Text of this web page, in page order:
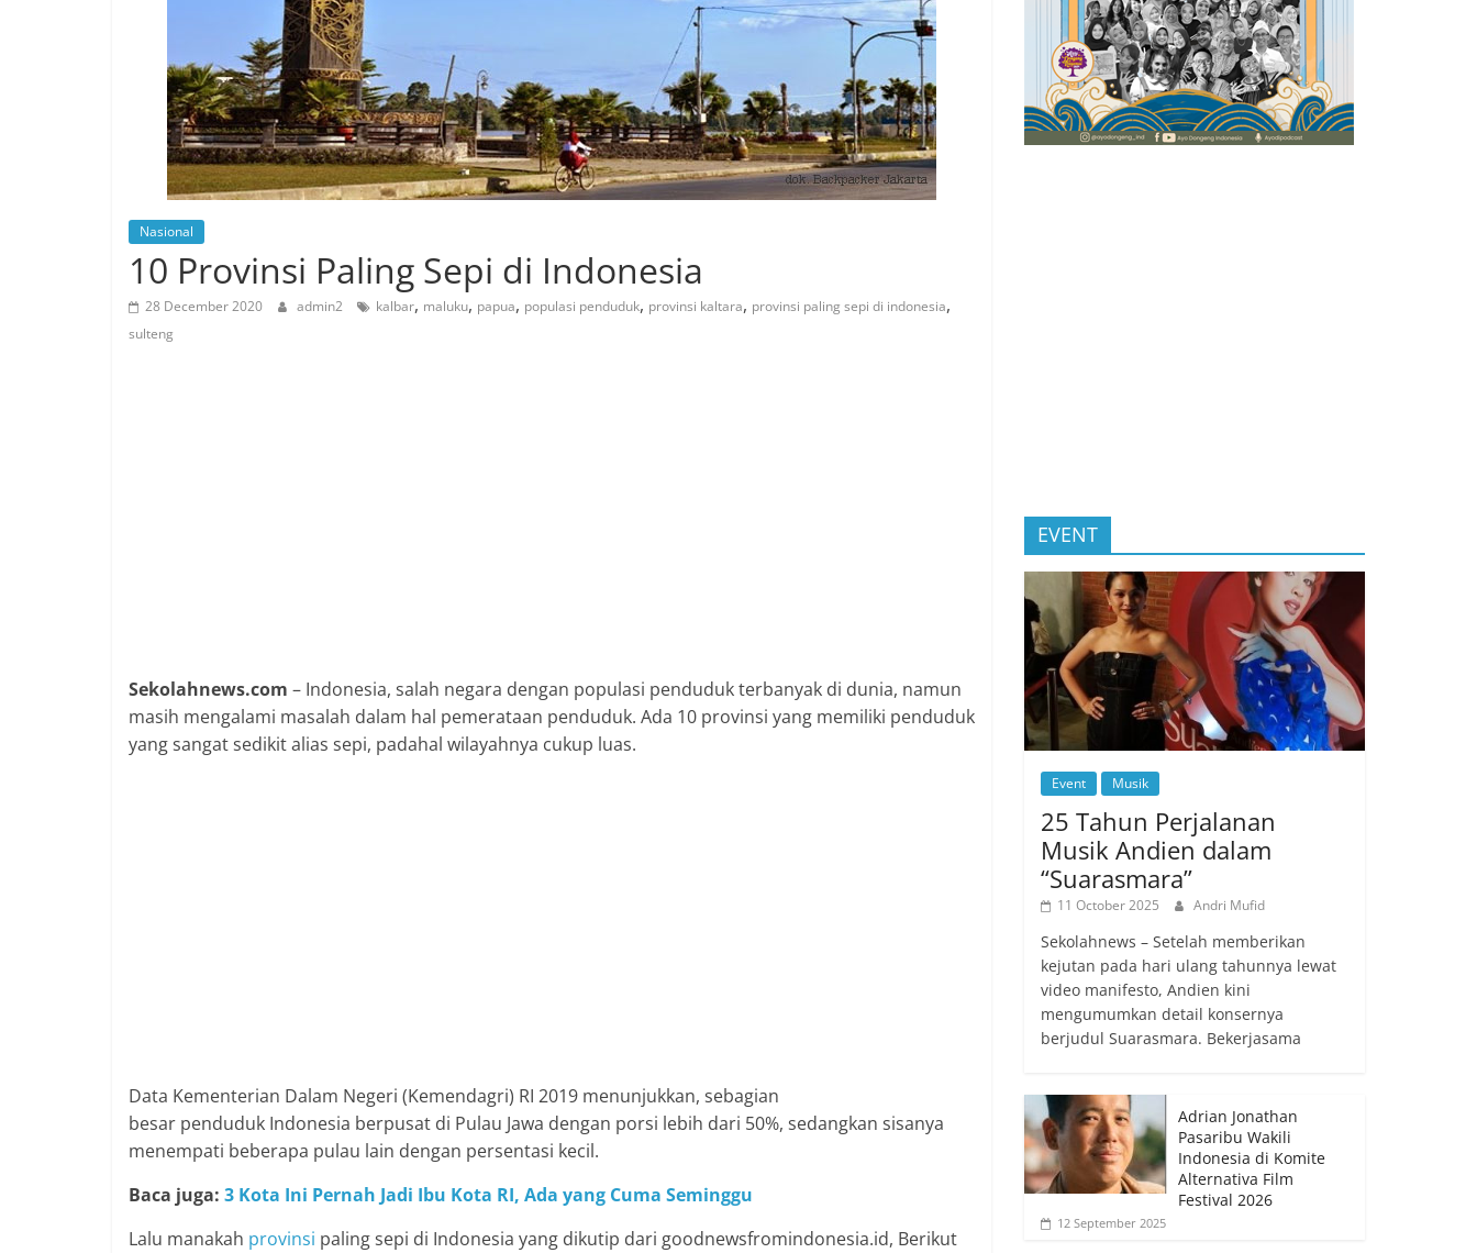
Nasional
10 Provinsi Paling Sepi di Indonesia
28 December 2020 admin2 kalbar, maluku, papua, populasi penduduk, provinsi kaltara, provinsi paling sepi di indonesia,
sulteng
Sekolahnews.com – Indonesia, salah negara dengan populasi penduduk terbanyak di dunia, namun
masih mengalami masalah dalam hal pemerataan penduduk. Ada 10 provinsi yang memiliki penduduk
yang sangat sedikit alias sepi, padahal wilayahnya cukup luas.
Data Kementerian Dalam Negeri (Kemendagri) RI 2019 menunjukkan, sebagian
besar penduduk Indonesia berpusat di Pulau Jawa dengan porsi lebih dari 50%, sedangkan sisanya
menempati beberapa pulau lain dengan persentasi kecil.
Baca juga: 3 Kota Ini Pernah Jadi Ibu Kota RI, Ada yang Cuma Seminggu
Lalu manakah provinsi paling sepi di Indonesia yang dikutip dari goodnewsfromindonesia.id, Berikut
EVENT
Event Musik
25 Tahun Perjalanan
Musik Andien dalam
“Suarasmara”
11 October 2025 Andri Mufid
Sekolahnews – Setelah memberikan
kejutan pada hari ulang tahunnya lewat
video manifesto, Andien kini
mengumumkan detail konsernya
berjudul Suarasmara. Bekerjasama
Adrian Jonathan
Pasaribu Wakili
Indonesia di Komite
Alternativa Film
Festival 2026
12 September 2025